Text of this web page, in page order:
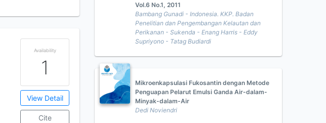
Availability
1
View Detail
Cite
Vol.6 No.1, 2011
Bambang Gunadi - Indonesia. KKP. Badan
Penelitian dan Pengembangan Kelautan dan
Perikanan - Sukenda - Enang Harris - Eddy
Supriyono - Tatag Budiardi
Mikroenkapsulasi Fukosantin dengan Metode
Penguapan Pelarut Emulsi Ganda Air-dalam-
Minyak-dalam-Air
Dedi Noviendri